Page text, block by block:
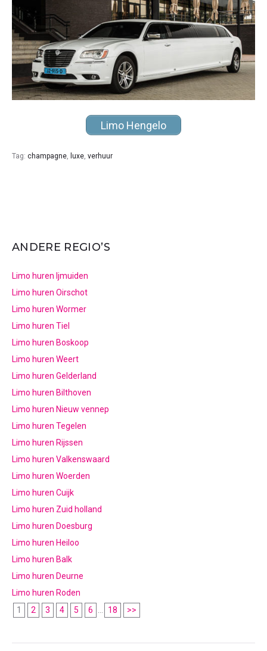
Limo Hengelo
Tag: champagne, luxe, verhuur
ANDERE REGIO’S
Limo huren Ijmuiden
Limo huren Oirschot
Limo huren Wormer
Limo huren Tiel
Limo huren Boskoop
Limo huren Weert
Limo huren Gelderland
Limo huren Bilthoven
Limo huren Nieuw vennep
Limo huren Tegelen
Limo huren Rijssen
Limo huren Valkenswaard
Limo huren Woerden
Limo huren Cuijk
Limo huren Zuid holland
Limo huren Doesburg
Limo huren Heiloo
Limo huren Balk
Limo huren Deurne
Limo huren Roden
1
2 3 4 5 6 ... 18 >>